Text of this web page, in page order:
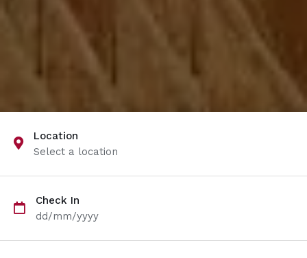
Location
Select a location
Check In
dd/mm/yyyy